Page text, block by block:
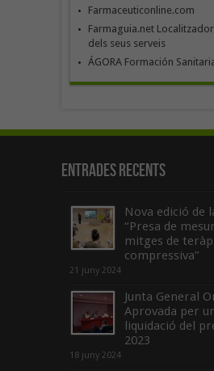
Farmaceuticonline.com
Farmaguia.net
dels seus serveis
ÁGORA Formación
Entrades recents
Nova edició de
“Presa de
mitges de
compressiva”
21 juny 2024
Junta General
Aprovada per
liquidació del
2023
18 juny 2024